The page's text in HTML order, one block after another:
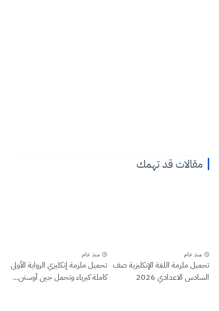
مقالات قد تهمك
منذ عام
تحميل ملزمة اللغة الإنكليزية صف
السادس الاعدادي 2026
منذ عام
تحميل ملزمة إنكليزي الرواية الأولى
كاملة كبرياء وتحمل جين أوستن...